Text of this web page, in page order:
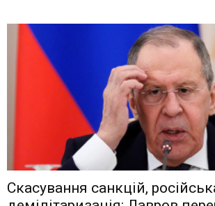
Скасування санкцій,